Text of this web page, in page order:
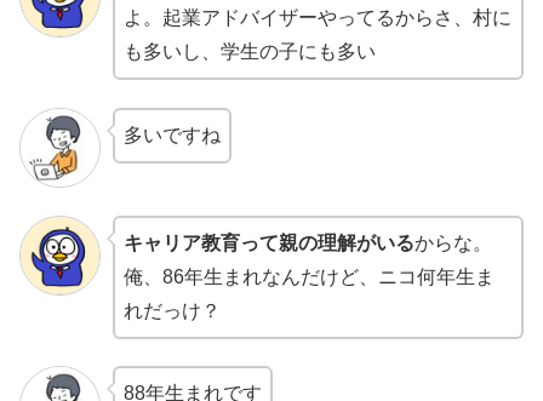
よ。起業アドバイザーやってるからさ、村に
も多いし、学生の子にも多い
多いですね
キャリア教育って親の理解がいるからな。
俺、86年生まれなんだけど、ニコ何年生ま
れだっけ？
88年生まれです